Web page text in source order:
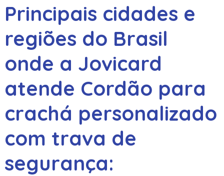
Principais cidades e
regiões do Brasil
onde a Jovicard
atende Cordão para
crachá personalizado
com trava de
segurança: